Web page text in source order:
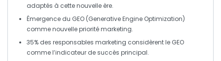
adaptés à cettenouvelle ère.
Émergence du GEO (Generative Engine Optimization)
comme nouvelle priorité marketing.
35% des responsables marketing considèrent le GEO
comme l’indicateur de succès principal.